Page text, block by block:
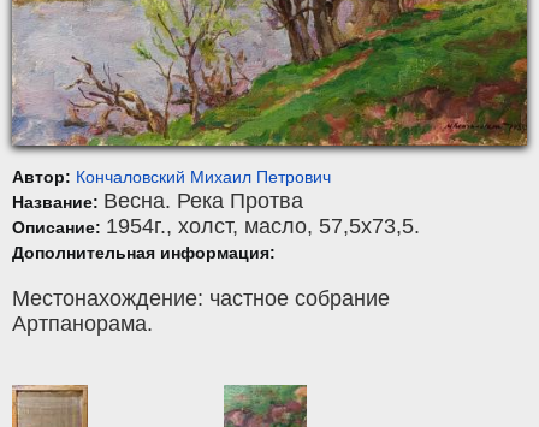
Автор: Кончаловский Михаил Петрович
Название: Весна. Река Протва
Описание: 1954г., холст, масло, 57,5x73,5.
Дополнительная информация:
Местонахождение: частное собрание
Артпанорама.